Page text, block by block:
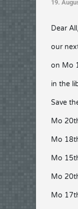
19.
Dear All,
our
on Mo
in the
Save
Mo
Mo
Mo
Mo
Mo